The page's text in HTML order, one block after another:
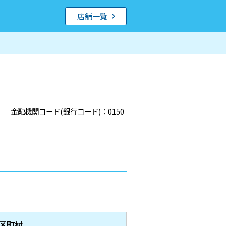
店舗一覧
金融機関コード(銀行コード)：0150